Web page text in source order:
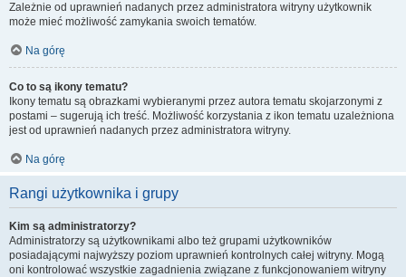
Zależnie od uprawnień nadanych przez administratora witryny użytkownik
może mieć możliwość zamykania swoich tematów.
Na górę
Co to są ikony tematu?
Ikony tematu są obrazkami wybieranymi przez autora tematu skojarzonymi z
postami – sugerują ich treść. Możliwość korzystania z ikon tematu uzależniona
jest od uprawnień nadanych przez administratora witryny.
Na górę
Rangi użytkownika i grupy
Kim są administratorzy?
Administratorzy są użytkownikami albo też grupami użytkowników
posiadającymi najwyższy poziom uprawnień kontrolnych całej witryny. Mogą
oni kontrolować wszystkie zagadnienia związane z funkcjonowaniem witryny